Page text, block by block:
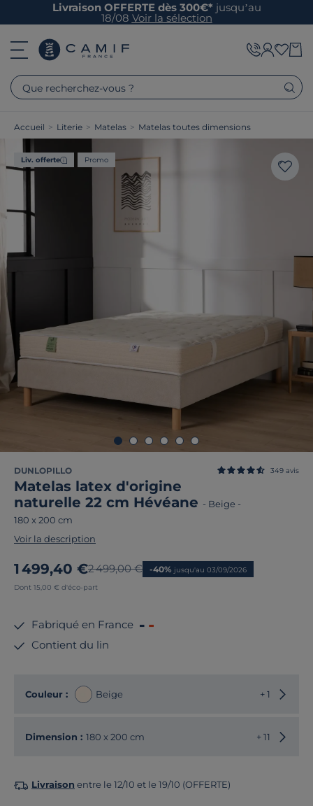
Livraison OFFERTE dès 300€* jusqu’au
18/08 Voir la sélection
Que recherchez-vous ?
Accueil > Literie > Matelas > Matelas toutes dimensions
Liv. offerte Promo
DUNLOPILLO
Matelas latex d'origine
naturelle 22 cm Hévéane - Beige -
180 x 200 cm
349 avis
Voir la description
Nouveau prix
1 499,40 €Ancien prix
2 499,00 € -40% jusqu'au 03/09/2026
Dont 15,00 € d'éco-part
Fabriqué en France
Contient du lin
Couleur : Beige + 1
Dimension : 180 x 200 cm + 11
Livraison entre le 12/10 et le 19/10 (OFFERTE)